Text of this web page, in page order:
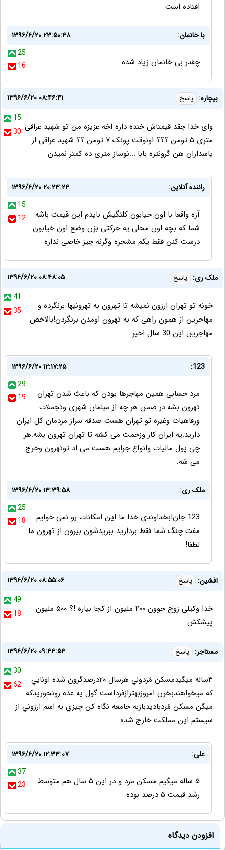
افتاده است
با خانمان:
۱۳۹۶/۶/۲۰ ۲۳:۵۰:۴۸
25
16
چقدر بی خانمان زیاد شده
بیچاره: پاسخ
۱۳۹۶/۶/۲۰ ۰۸:۴۶:۴۱
15
30 وای خدا چقد قیمتاش خنده داره اخه عزیزه من تو شهید عراقی
متری ۵ تومن ؟؟؟ اونوقت پونک ۷ تومن ؟؟ شهید عراقی از
پاسداران هن گرونتره بابا ...نوساز متری ده کمتر نمیدن
راننده آنلاین:
۱۳۹۶/۶/۲۰ ۲۰:۲۳:۲۴
15
12
آره واقعا با اون خیابون کلنگیش بایدم این قیمت باشه
شما که بچه اون محلی یه حرکتی بزن وضع اون خیابون
درست کنن فقط یکم مشجره وگرنه چیز خاصی نداره
ملک ری: پاسخ
۱۳۹۶/۶/۲۰ ۰۸:۴۸:۰۵
41
35
خونه تو تهران ارزون نمیشه تا تهرون به تهرونیها برنگرده و
مهاجرین از همون راهی که به تهرون اومدن برنگردن!بالاخص
مهاجرین این 30 سال اخیر
123:
۱۳۹۶/۶/۲۰ ۱۲:۱۷:۲۵
29
19
مرد حسابی همین مهاجرها بودن که باعث شدن تهران
تهرون بشه.در ضمن هر چه از مبلمان شهری وتجملات
ورفاهیات وغیره تو تهران هست صدقه سراز مردمان کل ایران
دارید.یه ایران کار وزحمت می کشه تا تهران تهرون بشه.هر
چی پول مالیات وانواع جرایم هست می اد توتهرون وخرج
می شه.
ملک ری:
۱۳۹۶/۶/۲۰ ۱۳:۳۹:۵۸
25
18
123 جان!بخداوندی خدا ما این امکانات رو نمی خوایم
مفت چنگ شما فقط بردارید ببریدشون بیرون از تهرون ما
لطفا!
افشین: پاسخ
۱۳۹۶/۶/۲۰ ۰۸:۵۵:۰۶
49
18
خدا وکیلی زوج جوون ۴۰۰ ملیون از کجا بیاره !؟ ۵۰۰ ملیون
پیشکش
مستاجر: پاسخ
۱۳۹۶/۶/۲۰ ۰۹:۴۴:۵۴
30
62
٣ساله ميگيدمسكن مُردولي هرسال ٢٠درصدگرون شده اونايي
كه ميخواهندبخرن امروزبهترازفرداست گول يه عده رونخوريدكه
ميگن مسكن مُردباديدبازبه جامعه نگاه كن چيزي به اسم ارزوني از
سيستم اين مملكت خارج شده
علی:
۱۳۹۶/۶/۲۰ ۱۲:۳۳:۰۷
37
23
۵ ساله میگیم مسکن مرد و در این ۵ سال هم متوسط
رشد قیمت ۵ درصد بوده
افزودن دیدگاه